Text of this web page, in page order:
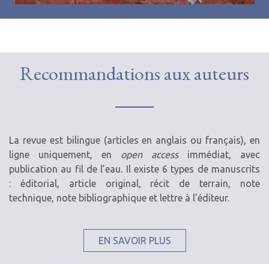
Recommandations aux auteurs
La revue est bilingue (articles en anglais ou français), en
ligne uniquement, en open accessimmédiat, avec
publication au fil de l’eau. Il existe 6 types de manuscrits
: éditorial, article original, récit de terrain, note
technique, note bibliographique et lettre à l’éditeur.
EN SAVOIR PLUS